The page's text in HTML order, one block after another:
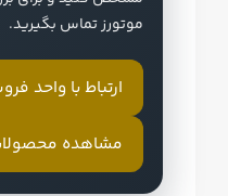
موتورز تماس بگیرید.
ارتباط با واحد
مشاهده